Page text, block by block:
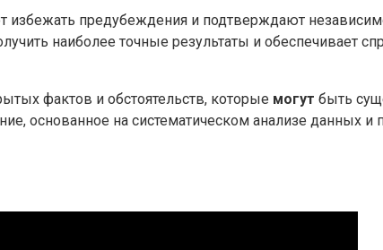
предубеждения и подтверждают
наиболее точные результаты и обеспечивает
фактов и обстоятельств, которые могут быть
основанное на систематическом анализе данных